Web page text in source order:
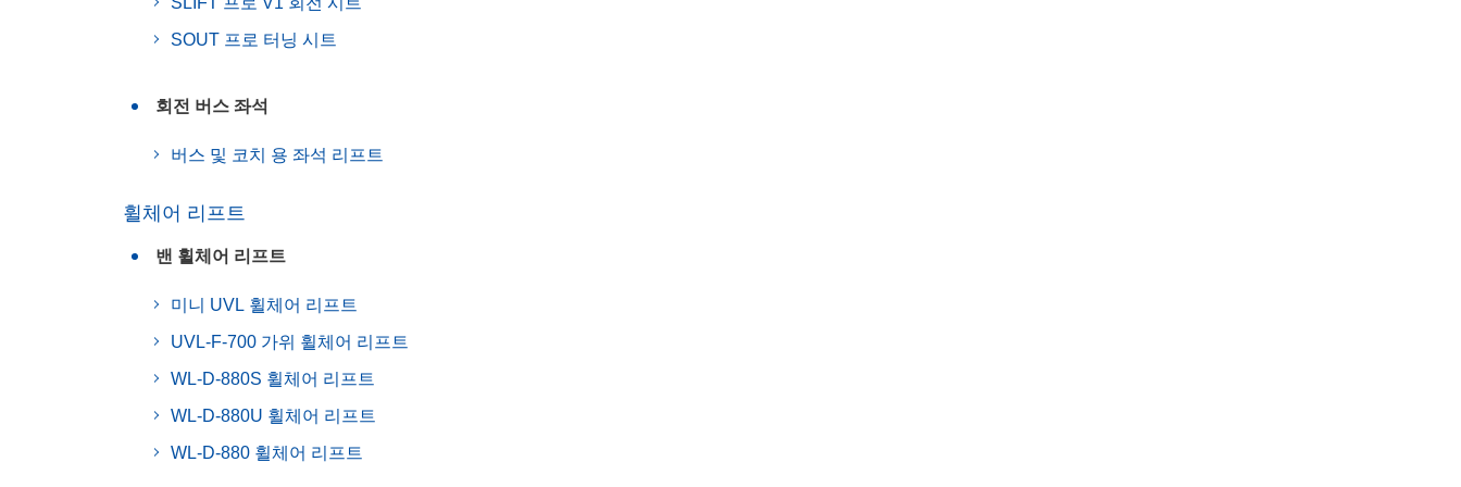
SOUT 프로 터닝 시트
회전 버스 좌석
버스 및 코치 용 좌석 리프트
휠체어 리프트
밴 휠체어 리프트
미니 UVL 휠체어 리프트
UVL-F-700 가위 휠체어 리프트
WL-D-880S 휠체어 리프트
WL-D-880U 휠체어 리프트
WL-D-880 휠체어 리프트